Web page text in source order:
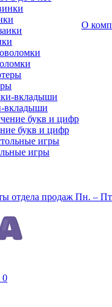
вкладыши
букв и цифр
игры
О
отдела продаж Пн. –
0